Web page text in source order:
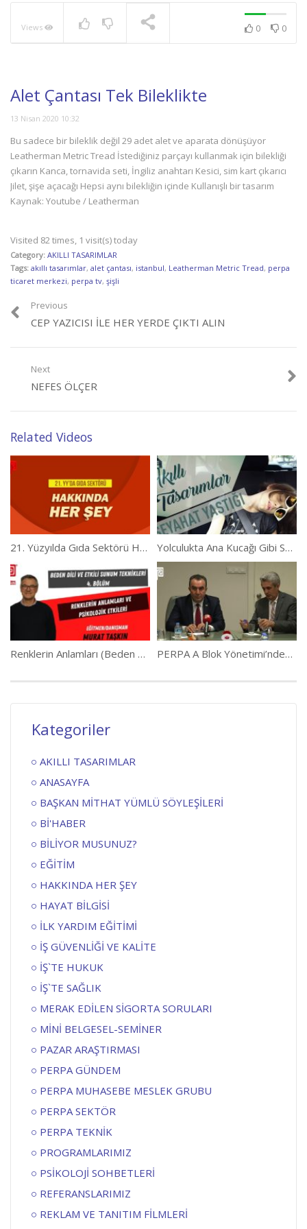
Views 0 0
Alet Çantası Tek Bileklikte
13 Nisan 2020 10:32
Bu sadece bir bileklik değil 29 adet alet ve aparata dönüşüyor
Leatherman Metric Tread İstediğiniz parçayı kullanmak için bilekliği
çıkarın Kanca, tornavida seti, İngiliz anahtarı Kesici, sim kart çıkarıcı
Jilet, şişe açacağı Hepsi aynı bilekliğin içinde Kullanışlı bir tasarım
Kaynak: Youtube / Leatherman
Visited 82 times, 1 visit(s) today
Category: AKILLI TASARIMLAR
Tags: akıllı tasarımlar, alet çantası, istanbul, Leatherman Metric Tread, perpa
ticaret merkezi, perpa tv, şişli
Previous
CEP YAZICISI ILE HER YERDE ÇIKTI ALIN
Next
NEFES ÖLÇER
Related Videos
21. Yüzyılda Gıda Sektörü Hakkında Her Şey Yolculukta Ana Kucağı Gibi Saran Kocaman Elli Yastık
Renklerin Anlamları (Beden Dili ve Etkili Sunum 4. Bölüm) PERPA A Blok Yönetimi’nden Ziyaret
Kategoriler
AKILLI TASARIMLAR
ANASAYFA
BAŞKAN MİTHAT YÜMLÜ SÖYLEŞİLERİ
Bİ'HABER
BİLİYOR MUSUNUZ?
EĞİTİM
HAKKINDA HER ŞEY
HAYAT BİLGİSİ
İLK YARDIM EĞİTİMİ
İŞ GÜVENLİĞİ VE KALİTE
İŞ`TE HUKUK
İŞ`TE SAĞLIK
MERAK EDİLEN SİGORTA SORULARI
MİNİ BELGESEL-SEMİNER
PAZAR ARAŞTIRMASI
PERPA GÜNDEM
PERPA MUHASEBE MESLEK GRUBU
PERPA SEKTÖR
PERPA TEKNİK
PROGRAMLARIMIZ
PSİKOLOJİ SOHBETLERİ
REFERANSLARIMIZ
REKLAM VE TANITIM FİLMLERİ